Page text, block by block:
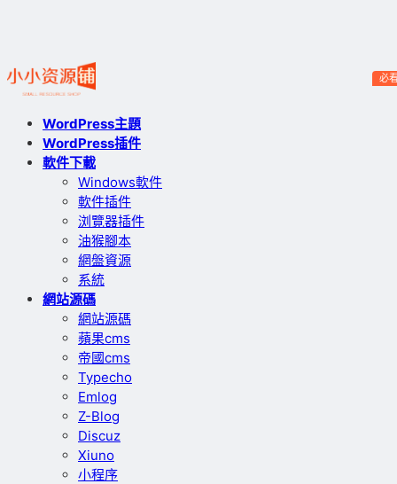
WordPress主題
WordPress插件
軟件下載
Windows軟件
軟件插件
浏覽器插件
油猴腳本
網盤資源
系統
網站源碼
網站源碼
蘋果cms
帝國cms
Typecho
Emlog
Z-Blog
Discuz
Xiuno
小程序
必